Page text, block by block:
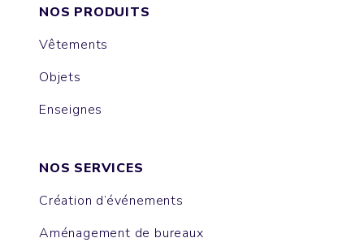
NOS PRODUITS
Vêtements
Objets
Enseignes
NOS SERVICES
Création d’événements
Aménagement de bureaux